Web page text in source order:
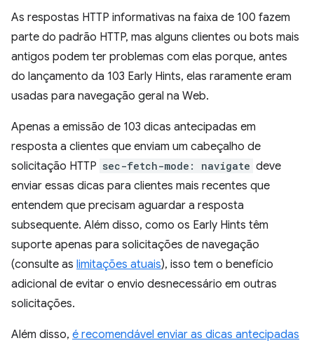
As respostas HTTP informativas na faixa de 100 fazem
parte do padrão HTTP, mas alguns clientes ou bots mais
antigos podem ter problemas com elas porque, antes
do lançamento da 103 Early Hints, elas raramente eram
usadas para navegação geral na Web.
Apenas a emissão de 103 dicas antecipadas em
resposta a clientes que enviam um cabeçalho de
solicitação HTTP sec-fetch-mode: navigate deve
enviar essas dicas para clientes mais recentes que
entendem que precisam aguardar a resposta
subsequente. Além disso, como os Early Hints têm
suporte apenas para solicitações de navegação
(consulte as limitações atuais), isso tem o benefício
adicional de evitar o envio desnecessário em outras
solicitações.
Além disso, é recomendável enviar as dicas antecipadas